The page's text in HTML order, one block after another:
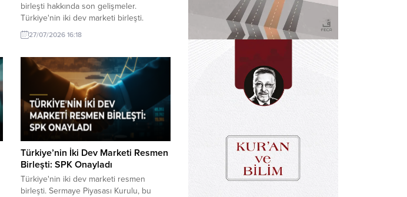
birleşti hakkında son gelişmeler.
Türkiye'nin iki dev marketi birleşti.
Sermaye Piyasası Kurulu (SPK) onayı ile
bu önemli adım atıldı. Ekonomik etkileri
27/07/2026 16:18
Türkiye’nin İki Dev Marketi Resmen
Birleşti: SPK Onayladı
Türkiye'nin iki dev marketi resmen
birleşti. Sermaye Piyasası Kurulu, bu